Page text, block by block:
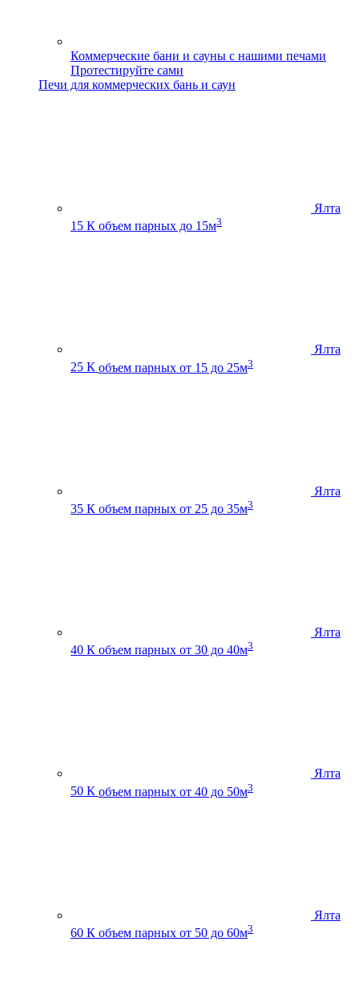
Коммерческие бани и сауны с нашими печами
Протестируйте сами
Печи для коммерческих бань и саун
Ялта
15 К объем парных до 15м3
Ялта
25 К объем парных от 15 до 25м3
Ялта
35 К объем парных от 25 до 35м3
Ялта
40 К объем парных от 30 до 40м3
Ялта
50 К объем парных от 40 до 50м3
Ялта
60 К объем парных от 50 до 60м3